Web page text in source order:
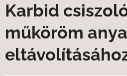
Karbid
műköröm